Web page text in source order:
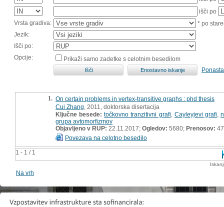
išči po
Vrsta gradiva:
* po
Jezik:
Išči po:
Opcije:
Prikaži samo zadetke s celotnim besedilom
1 - 1 / 1
1. On certain problems in vertex-transitive graphs : phd thesis
Cui Zhang , 2011, doktorska disertacija
Ključne besede: točkovno tranzitivni grafi Cayleyjevi grafi
grupa avtomorfizmov
Objavljeno v RUP: 22.11.2017; Ogledov: 5680; Prenosov: 47
Povezava na celotno besedilo
Na vrh